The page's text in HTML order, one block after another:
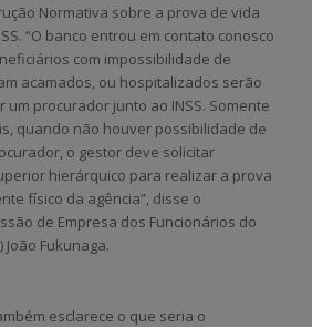
Normativa sobre a prova de vida
“O banco entrou em contato conosco
com impossibilidade de
acamados, ou hospitalizados serão
procurador junto ao INSS. Somente
quando não houver possibilidade de
o gestor deve solicitar
hierárquico para realizar a prova
físico da agência”, disse o
de Empresa dos Funcionários do
João Fukunaga.
esclarece o que seria o